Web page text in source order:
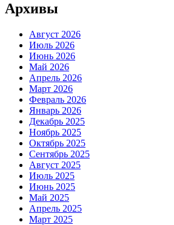
Архивы
Август 2026
Июль 2026
Июнь 2026
Май 2026
Апрель 2026
Март 2026
Февраль 2026
Январь 2026
Декабрь 2025
Ноябрь 2025
Октябрь 2025
Сентябрь 2025
Август 2025
Июль 2025
Июнь 2025
Май 2025
Апрель 2025
Март 2025